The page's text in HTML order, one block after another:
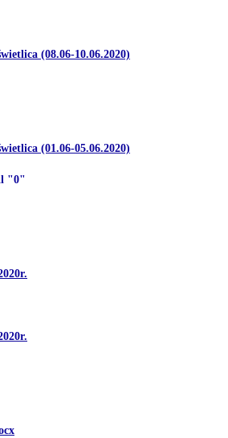
(08.06-10.06.2020)
(01.06-05.06.2020)
"0"